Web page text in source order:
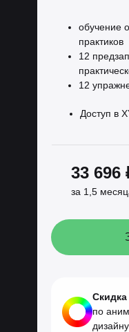
за 1,5
33 696
обучение
практиков
12
12
Доступ в
Скидка
по